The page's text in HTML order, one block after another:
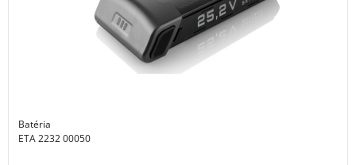
Batéria
ETA 2232 00050